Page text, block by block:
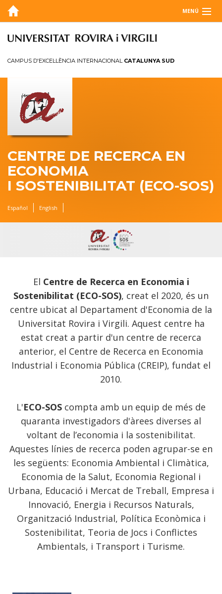
MENÚ
QUI SOM
AGENDA
RECERCA
MEMÒRIA
CAMPUS D'EXCEL·LÈNCIA INTERNACIONAL CATALUNYA SUD
CENTRE DE RECERCA EN
ECONOMIA
I SOSTENIBILITAT (ECO-SOS)
Español English
El Centre de Recerca en Economia i
Sostenibilitat (ECO-SOS), creat el 2020, és un
centre ubicat al Departament d'Economia de la
Universitat Rovira i Virgili. Aquest centre ha
estat creat a partir d'un centre de recerca
anterior, el Centre de Recerca en Economia
Industrial i Economia Pública (CREIP), fundat el
2010.
L'ECO-SOS compta amb un equip de més de
quaranta investigadors d'àrees diverses al
voltant de l’economia i la sostenibilitat.
Aquestes línies de recerca poden agrupar-se en
les següents: Economia Ambiental i Climàtica,
Economia de la Salut, Economia Regional i
Urbana, Educació i Mercat de Treball, Empresa i
Innovació, Energia i Recursos Naturals,
Organització Industrial, Política Econòmica i
Sostenibilitat, Teoria de Jocs i Conflictes
Ambientals, i Transport i Turisme.